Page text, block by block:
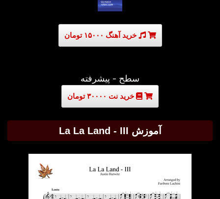
خرید آهنگ ۱۵۰۰۰ تومان
سطح - پیشرفته
خرید نت ۳۰۰۰۰ تومان
آموزش La La Land - III